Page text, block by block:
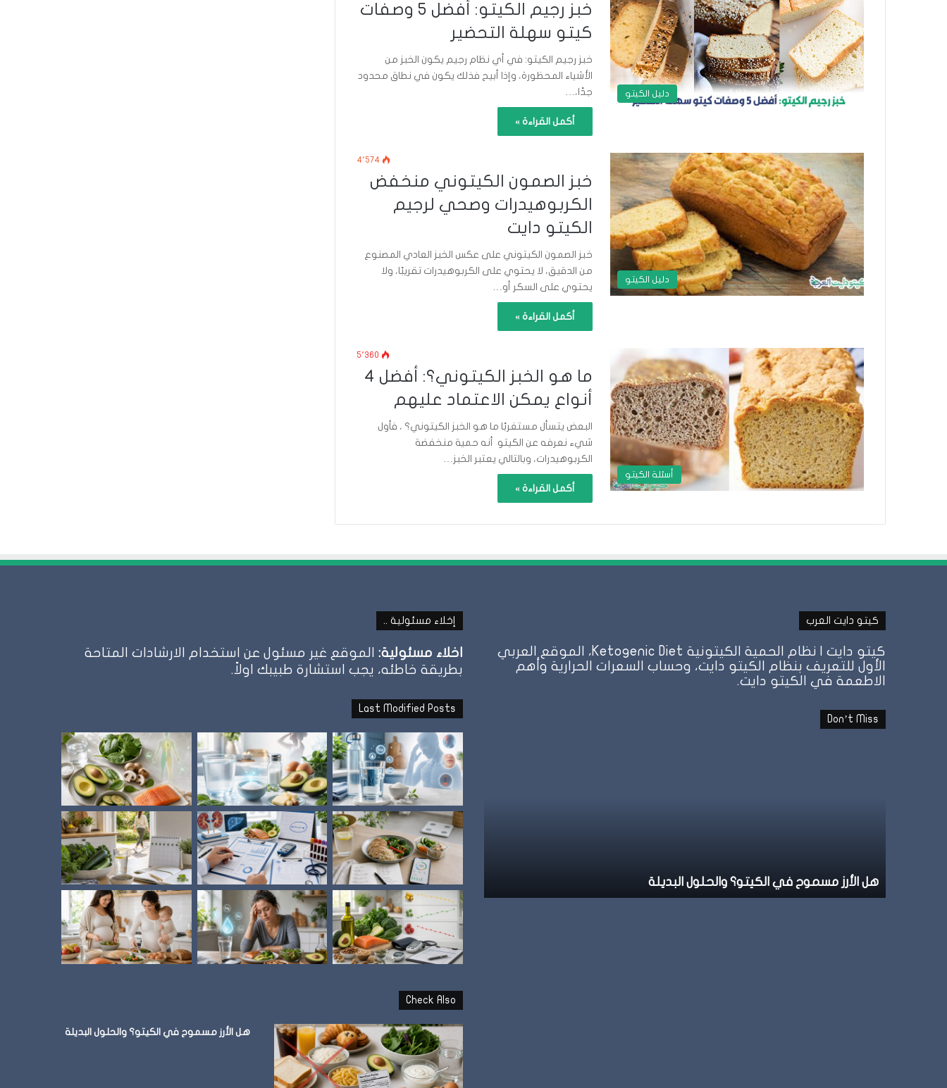
دليل الكيتو
خبز رجيم الكيتو: أفضل 5 وصفات
كيتو سهلة التحضير
خبز رجيم الكيتو: في أي نظام رجيم يكون الخبز من
الأشياء المحظورة، وإذا أبيح فذلك يكون في نطاق محدود
جدًا،…
أكمل القراءة »
دليل الكيتو
4٬574
خبز الصمون الكيتوني منخفض
الكربوهيدرات وصحي لرجيم
الكيتو دايت
خبز الصمون الكيتوني على عكس الخبز العادي المصنوع
من الدقيق، لا يحتوي على الكربوهيدرات تقريبًا، ولا
يحتوي على السكر أو…
أكمل القراءة »
أسئلة الكيتو
5٬360
ما هو الخبز الكيتوني؟: أفضل 4
أنواع يمكن الاعتماد عليهم
البعض يتسأل مستغربًا ما هو الخبز الكيتوني؟ ، فأول
شيء نعرفه عن الكيتو أنه حمية منخفضة
الكربوهيدرات، وبالتالي يعتبر الخبز…
أكمل القراءة »
كيتو دايت العرب
كيتو دايت | نظام الحمية الكيتونية Ketogenic Diet، الموقع العربي
الأول للتعريف بنظام الكيتو دايت، وحساب السعرات الحرارية وأهم
الاطعمة في الكيتو دايت.
Don’t Miss
هل الأرز مسموح في الكيتو؟ والحلول البديلة
نظام
الطيبات:
علامة
وإمتى
توقف
الأكل؟
نظام الطيبات: علامة الشبع وإمتى توقف الأكل؟
نظام
الطيبات:
الأكل
في
المطاعم
وإزاي
تلتزم
نظام
إخلاء مسئولية ..
اخلاء مسئولية: الموقع غير مسئول عن استخدام الارشادات المتاحة
بطريقة خاطئه، يجب استشارة طبيبك اولاً.
Last Modified Posts
Check Also
هل الأرز مسموح في الكيتو؟ والحلول البديلة